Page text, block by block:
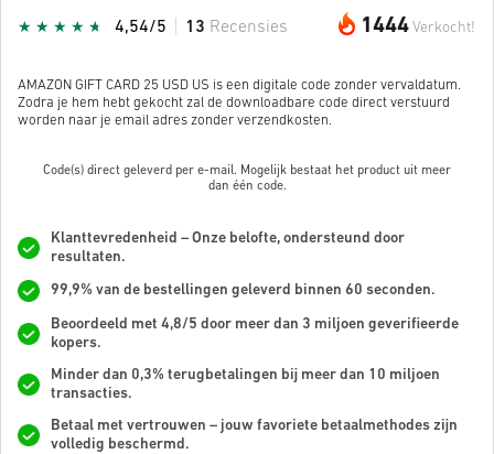
1444 Verkocht!
4,54/5 13 Recensies
AMAZON GIFT CARD 25 USD US is een digitale code zonder vervaldatum.
Zodra je hem hebt gekocht zal de downloadbare code direct verstuurd
worden naar je email adres zonder verzendkosten.
Code(s) direct geleverd per e-mail. Mogelijk bestaat het product uit meer
dan één code.
Klanttevredenheid – Onze belofte, ondersteund door
resultaten.
99,9% van de bestellingen geleverd binnen 60 seconden.
Beoordeeld met 4,8/5 door meer dan 3 miljoen geverifieerde
kopers.
Minder dan 0,3% terugbetalingen bij meer dan 10 miljoen
transacties.
Betaal met vertrouwen – jouw favoriete betaalmethodes zijn
volledig beschermd.